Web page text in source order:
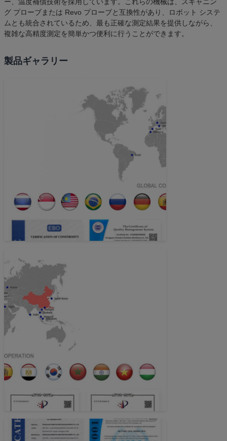
グ プローブまたは Revo プローブと互換性があり、ロボット システ
ムとも統合されているため、最も正確な測定結果を提供しながら、
複雑な高精度測定を簡単かつ便利に行うことができます。
製品ギャラリー